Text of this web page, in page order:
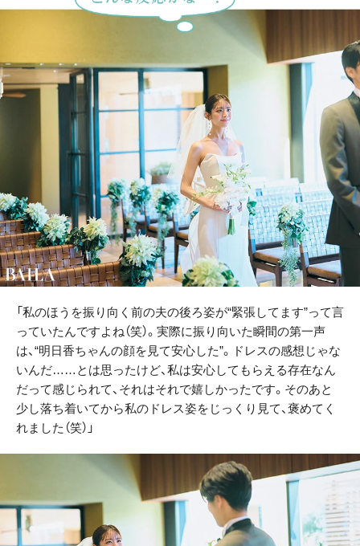
「私のほうを振り向く前の夫の後ろ姿が“緊張してます”って言
っていたんですよね（笑）。実際に振り向いた瞬間の第一声
は、“明日香ちゃんの顔を見て安心した”。ドレスの感想じゃな
いんだ……とは思ったけど、私は安心してもらえる存在なん
だって感じられて、それはそれで嬉しかったです。そのあと
少し落ち着いてから私のドレス姿をじっくり見て、褒めてく
れました（笑）」